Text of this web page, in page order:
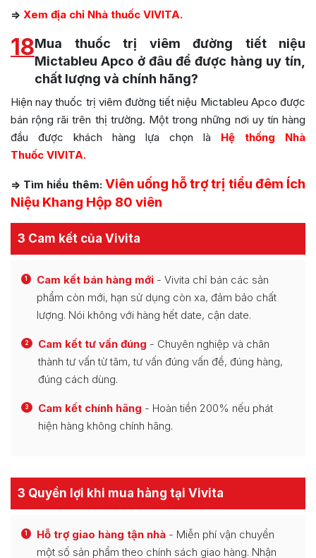
=> Xem địa chỉ Nhà thuốc VIVITA.
18Mua thuốc trị viêm đường tiết niệu
Mictableu Apco ở đâu để được hàng uy tín,
chất lượng và chính hãng?
Hiện nay thuốc trị viêm đường tiết niệu Mictableu Apco được
bán rộng rãi trên thị trường. Một trong những nơi uy tín hàng
đầu được khách hàng lựa chọn là Hệ thống Nhà
Thuốc VIVITA.
=> Tìm hiểu thêm: Viên uống hỗ trợ trị tiểu đêm Ích
Niệu Khang Hộp 80 viên
3 Cam kết của Vivita
1 Cam kết bán hàng mới - Vivita chỉ bán các sản
phẩm còn mới, hạn sử dụng còn xa, đảm bảo chất
lượng. Nói không với hàng hết date, cận date.
2 Cam kết tư vấn đúng - Chuyên nghiệp và chân
thành tư vấn từ tâm, tư vấn đúng vấn đề, đúng hàng,
đúng cách dùng.
3 Cam kết chính hãng - Hoàn tiền 200% nếu phát
hiện hàng không chính hãng.
3 Quyền lợi khi mua hàng tại Vivita
1 Hỗ trợ giao hàng tận nhà - Miễn phí vận chuyển
một số sản phẩm theo chính sách giao hàng. Nhận